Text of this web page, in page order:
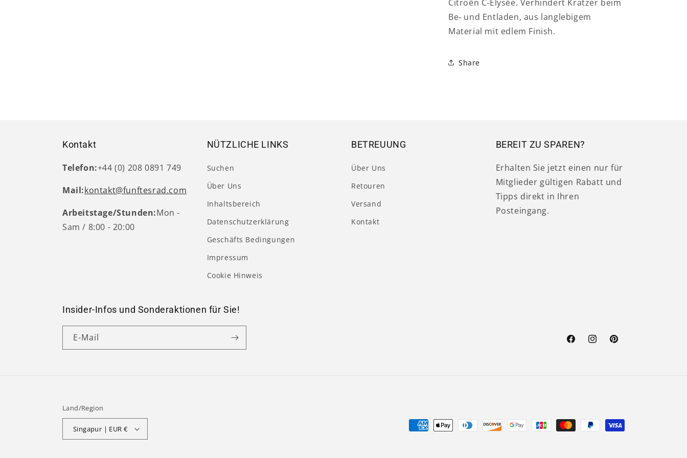
Citroën C‑Elysée. Verhindert Kratzer beim
Be‑ und Entladen, aus langlebigem
Material mit edlem Finish.
Share
Kontakt
Telefon:+44 (0) 208 0891 749
Mail:kontakt@funftesrad.com
Arbeitstage/Stunden:Mon -
Sam / 8:00 - 20:00
NÜTZLICHE LINKS
Suchen
Über Uns
Inhaltsbereich
Datenschutzerklärung
Geschäfts Bedingungen
Impressum
Cookie Hinweis
BETREUUNG
Über Uns
Retouren
Versand
Kontakt
BEREIT ZU SPAREN?
Erhalten Sie jetzt einen nur für
Mitglieder gültigen Rabatt und
Tipps direkt in Ihren
Posteingang.
Insider-Infos und Sonderaktionen für Sie!
E-Mail
FacebookInstagramPinterest
Land/Region
Singapur | EUR € Zahlungsmethoden